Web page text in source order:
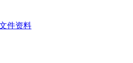
件资料